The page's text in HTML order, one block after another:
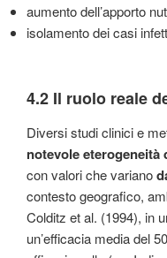
aumento dell’apporto
isolamento dei casi
4.2 Il ruolo reale
Diversi studi clinici e
notevole eterogeneità
con valori che variano
contesto geografico,
Colditz et al. (1994), in
un’efficacia media del